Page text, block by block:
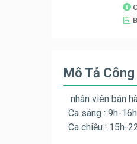
Mô Tả
nhân viên bán
Ca sáng : 9h-16h
Ca chiều : 15h-